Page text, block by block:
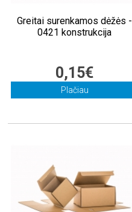
Greitai surenkamos dėžės -
0421 konstrukcija
0,15€
Plačiau